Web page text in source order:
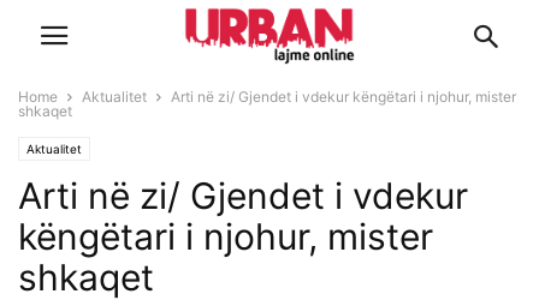
Home Aktualitet
Arti në zi/ Gjendet i vdekur këngëtari i njohur, mister
shkaqet
Aktualitet
Arti në zi/ Gjendet i vdekur
këngëtari i njohur, mister
shkaqet